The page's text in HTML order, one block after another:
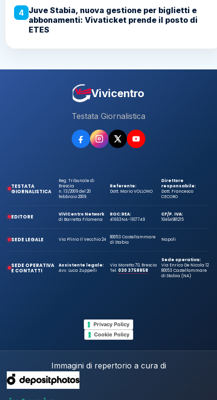
4 Juve Stabia, nuova gestione per biglietti e
abbonamenti: Vivaticket prende il posto di
ETES
Vivicentro
Testata Giornalistica
TESTATA
GIORNALISTICA
Reg. Tribunale di
Brescia
n. 13/2009 del 20
febbraio 2009
Referente:
Dott. Mario VOLLONO
Direttore
responsabile:
Dott. Francesco
CECORO
EDITORE
ViViCentro Network
di Barretta Filomena
ROC:
41663
REA:
NA-1107749
CF/P. IVA:
10464981215
SEDE LEGALE Via Plinio Il Vecchio 24
80053 Castellammare
di Stabia
Napoli
SEDE OPERATIVA
E CONTATTI
Assistente legale:
Avv. Luca Zuppelli
Via Moretto 70, Brescia
Tel.030 3758858
Sede operativa:
Via Enrico De Nicola 12
80053 Castellammare
di Stabia (NA)
Privacy Policy
Cookie Policy
Immagini di repertorio a cura di